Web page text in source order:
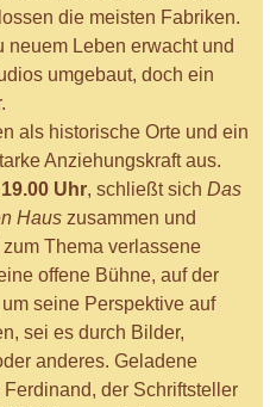
die meisten Fabriken.
neuem Leben erwacht und
umgebaut, doch ein
als historische Orte und ein
Anziehungskraft aus.
Uhr, schließt sich Das
Haus zusammen und
Thema verlassene
offene Bühne, auf der
seine Perspektive auf
sei es durch Bilder,
anderes. Geladene
der Schriftsteller